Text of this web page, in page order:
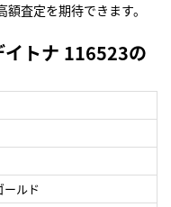
査定を期待できます。
イトナ 116523の
ールド